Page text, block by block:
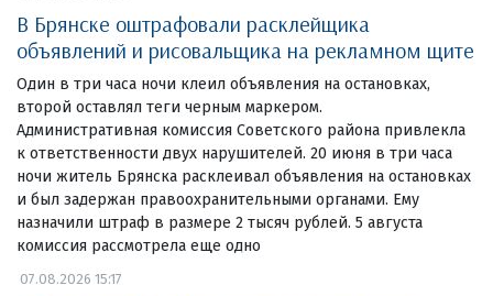
В Брянске оштрафовали расклейщика
объявлений и рисовальщика на рекламном щите
Один в три часа ночи клеил объявления на остановках,
второй оставлял теги черным маркером.
Административная комиссия Советского района привлекла
к ответственности двух нарушителей. 20 июня в три часа
ночи житель Брянска расклеивал объявления на остановках
и был задержан правоохранительными органами. Ему
назначили штраф в размере 2 тысяч рублей. 5 августа
комиссия рассмотрела еще одно
07.08.2026 15:17